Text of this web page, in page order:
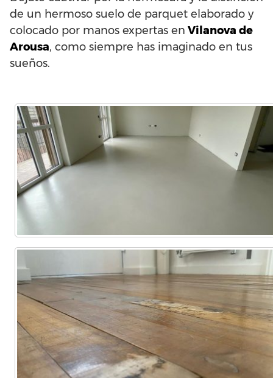
de un hermoso suelo de parquet elaborado y
colocado por manos expertas en Vilanova de
Arousa, como siempre has imaginado en tus
sueños.